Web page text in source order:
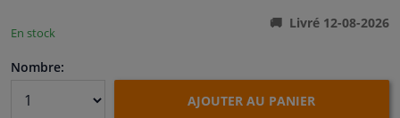
Camping-car, moto & vélo
Promotions et réductions
En stock
Livré 12-08-2026
Nombre:
AJOUTER AU PANIER